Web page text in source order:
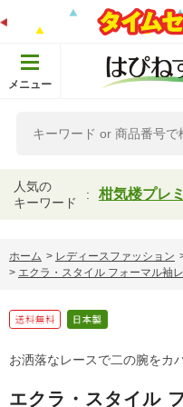
メニュー
人気の
キーワード
柑気楼プレ
ホーム > レディースファッション
> エクラ・スタイル フォーマル袖
お洒落なレースで二の腕をカ
エクラ・スタイル